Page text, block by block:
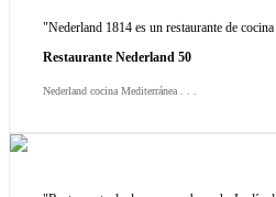
"Nederland 1814 es un restaurante de
Restaurante Nederland 50
Nederland cocina Mediterránea . . .